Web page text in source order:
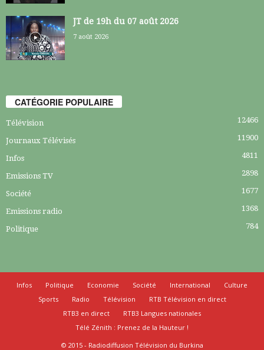
JT de 19h du 07 août 2026
7 août 2026
CATÉGORIE POPULAIRE
Télévision 12466
Journaux Télévisés 11900
Infos 4811
Emissions TV 2898
Société 1677
Emissions radio 1368
Politique 784
Infos Politique Economie Société International
Culture
Sports
Radio Télévision
RTB Télévision en direct
RTB3 en direct
RTB3 Langues nationales
Télé Zénith : Prenez de la Hauteur !
© 2015 - Radiodiffusion Télévision du Burkina